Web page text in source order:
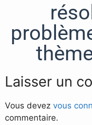
Laisser un
Vous devez vous
commentaire.